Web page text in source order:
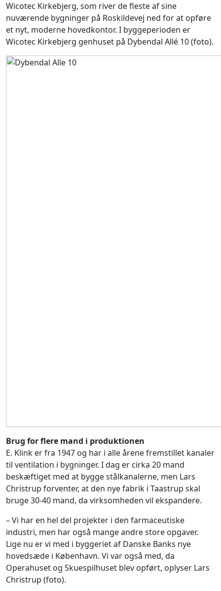
Wicotec Kirkebjerg, som river de fleste af sine
nuværende bygninger på Roskildevej ned for at opføre
et nyt, moderne hovedkontor. I byggeperioden er
Wicotec Kirkebjerg genhuset på Dybendal Allé 10 (foto).
Brug for flere mand i produktionen
E. Klink er fra 1947 og har i alle årene fremstillet kanaler
til ventilation i bygninger. I dag er cirka 20 mand
beskæftiget med at bygge stålkanalerne, men Lars
Christrup forventer, at den nye fabrik i Taastrup skal
bruge 30-40 mand, da virksomheden vil ekspandere.
– Vi har en hel del projekter i den farmaceutiske
industri, men har også mange andre store opgaver.
Lige nu er vi med i byggeriet af Danske Banks nye
hovedsæde i København. Vi var også med, da
Operahuset og Skuespilhuset blev opført, oplyser Lars
Christrup (foto).